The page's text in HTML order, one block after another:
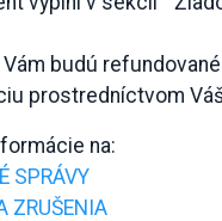
Vám budú
prostredníctvom
na:
SPRÁVY
ZRUŠENIA